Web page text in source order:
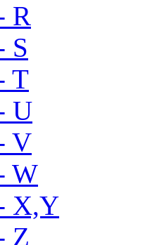
R
S
T
U
V
W
X,Y
Z